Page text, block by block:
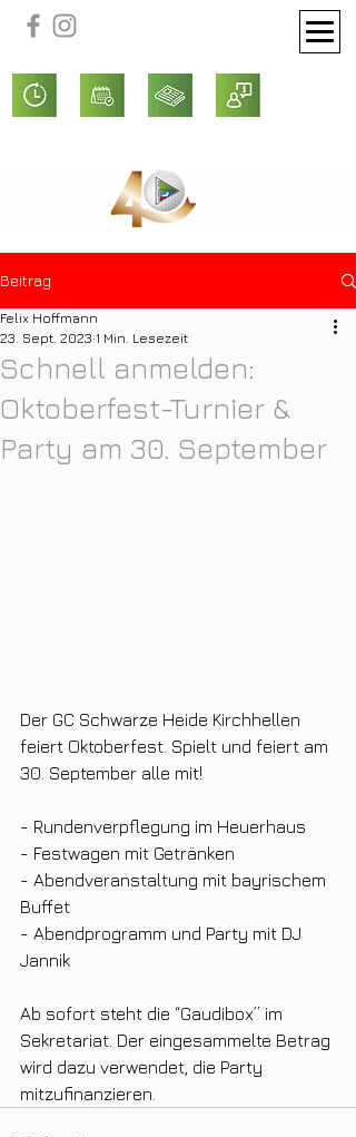
Beitrag
Schnell anmelden:
Oktoberfest-Turnier &
Party am 30. September
Felix Hoffmann
23. Sept. 2023 1 Min. Lesezeit
Der GC Schwarze Heide Kirchhellen
feiert Oktoberfest. Spielt und feiert am
30. September alle mit!
- Rundenverpflegung im Heuerhaus
- Festwagen mit Getränken
- Abendveranstaltung mit bayrischem
Buffet
- Abendprogramm und Party mit DJ
Jannik
Ab sofort steht die “Gaudibox” im
Sekretariat. Der eingesammelte Betrag
wird dazu verwendet, die Party
mitzufinanzieren.